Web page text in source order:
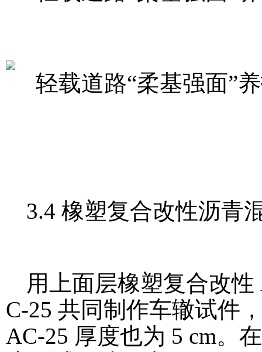
3.4 橡塑复合改性沥青
用上面层橡塑复合改
C-25 共同制作车辙试件
AC-25 厚度也为 5 cm。